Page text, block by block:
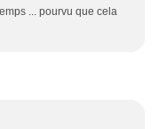
... pourvu que cela